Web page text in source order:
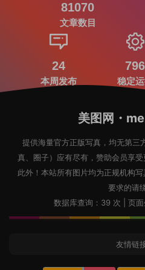
81070
文章数目
24
本周发布
796
稳定
美图网・
提供海量官方正版写真，均无第三
真、圈子）应有尽有，赞助会员享受
此外！本站所有图片均为正规机构
要求的请
数据库查询：39 次 | 页
友情链